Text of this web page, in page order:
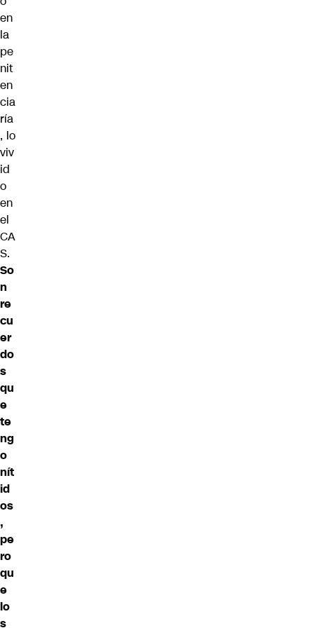
en
la
pe
nit
en
cia
ría
, lo
viv
id
o
en
el
CA
S.
So
n
re
cu
er
do
s
qu
e
te
ng
o
nít
id
os
,
pe
ro
qu
e
lo
s